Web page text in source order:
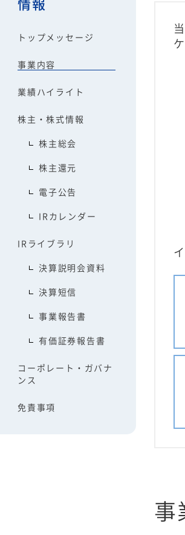
トップメッセージ
事業内容
業績ハイライト
株主・株式情報
株主総会
株主還元
電子公告
IRカレンダー
IRライブラリ
決算説明会資料
決算短信
事業報告書
有価証券報告書
コーポレート・ガバナ
ンス
免責事項
事